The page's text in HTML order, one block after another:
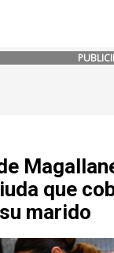
que
marido